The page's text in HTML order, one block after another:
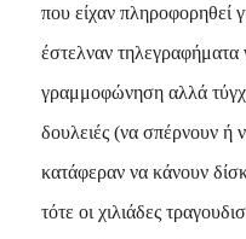
που είχαν πληροφορηθεί
έστελναν
γραμμοφώνηση αλλά
δουλειές (να σπέρνουν ή
κατάφεραν να κάνουν
τότε οι χιλιάδες